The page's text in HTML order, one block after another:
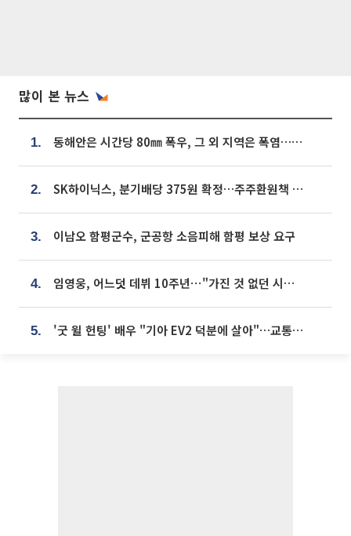
많이 본 뉴스
1. 동해안은 시간당 80㎜ 폭우, 그 외 지역은 폭염…‘극과 극 날씨’
2. SK하이닉스, 분기배당 375원 확정…주주환원책 9월로 앞당겨 발표
3. 이남오 함평군수, 군공항 소음피해 함평 보상 요구
4. 임영웅, 어느덧 데뷔 10주년⋯"가진 것 없던 시절, 내 앞엔 20명의 팬뿐"
5. '굿 윌 헌팅' 배우 "기아 EV2 덕분에 살아"…교통사고 후 안전성 극찬